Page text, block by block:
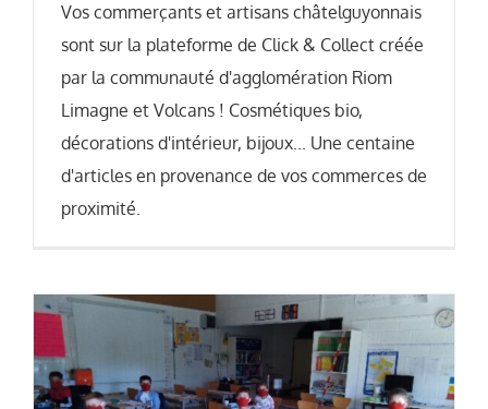
Vos commerçants et artisans châtelguyonnais
sont sur la plateforme de Click & Collect créée
par la communauté d'agglomération Riom
Limagne et Volcans ! Cosmétiques bio,
décorations d'intérieur, bijoux... Une centaine
d'articles en provenance de vos commerces de
proximité.